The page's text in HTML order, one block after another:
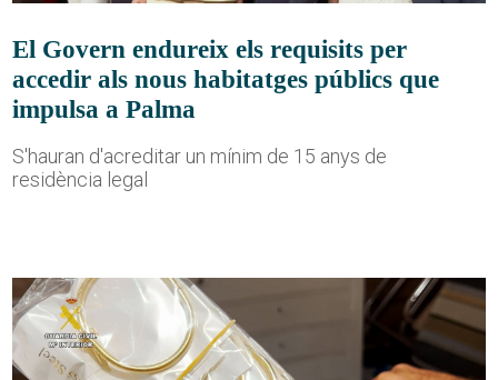
El Govern endureix els requisits per
accedir als nous habitatges públics que
impulsa a Palma
S'hauran d'acreditar un mínim de 15 anys de
residència legal